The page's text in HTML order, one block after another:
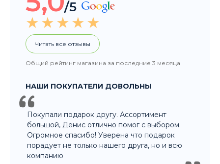
Читать все отзывы
Общий рейтинг магазина за последние 3 месяца
НАШИ ПОКУПАТЕЛИ ДОВОЛЬНЫ
Покупали подарок другу. Ассортимент
большой, Денис отлично помог с выбором.
Огромное спасибо! Уверена что подарок
порадует не только нашего друга, но и всю
компанию